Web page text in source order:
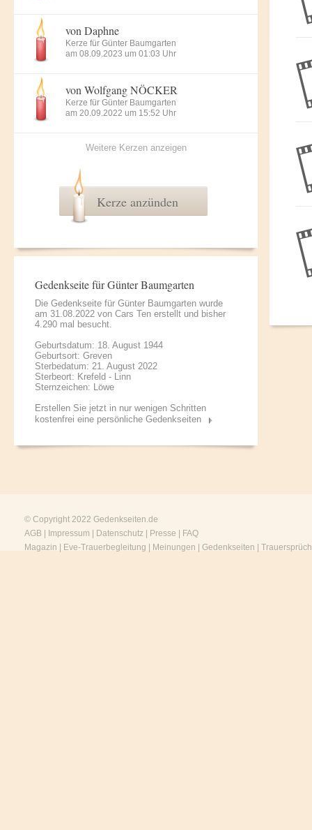
von Daphne
Kerze für Günter Baumgarten
am 08.09.2023 um 01:03 Uhr
von Wolfgang NÖCKER
Kerze für Günter Baumgarten
am 20.09.2022 um 15:52 Uhr
Weitere Kerzen anzeigen
Kerze anzünden
Gedenkseite für Günter Baumgarten
Die Gedenkseite für Günter Baumgarten wurde
am 31.08.2022 von Cars Ten erstellt und bisher
4.290 mal besucht.
Geburtsdatum: 18. August 1944
Geburtsort: Greven
Sterbedatum: 21. August 2022
Sterbeort: Krefeld - Linn
Sternzeichen: Löwe
Erstellen Sie jetzt in nur wenigen Schritten
kostenfrei eine persönliche Gedenkseiten
© Copyright 2022 Gedenkseiten.de
AGB
Impressum Datenschutz Presse
FAQ
Magazin
Eve-Trauerbegleitung Meinungen Gedenkseiten